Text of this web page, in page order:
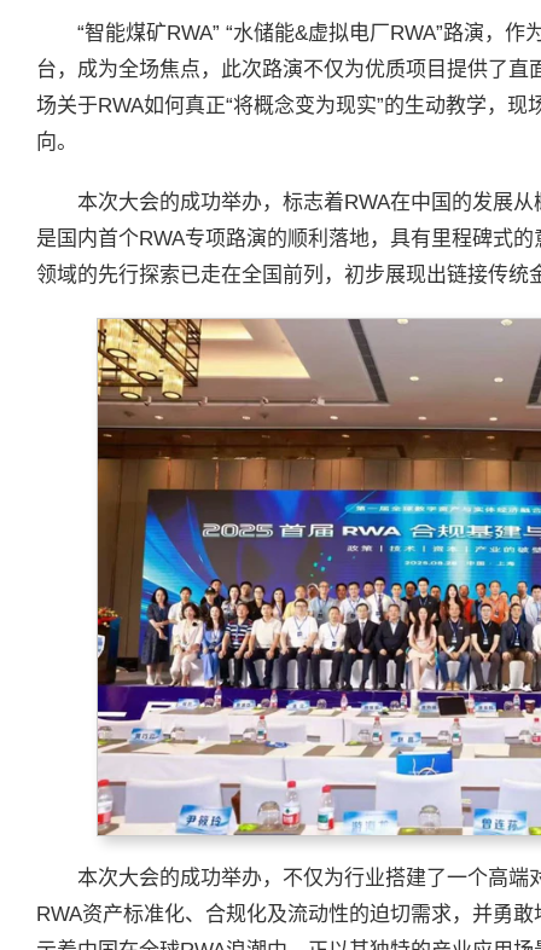
“智能煤矿RWA” “水储能&虚拟电厂RWA”路演，
台，成为全场焦点，此次路演不仅为优质项目提供了
场关于RWA如何真正“将概念变为现实”的生动教学，
向。
本次大会的成功举办，标志着RWA在中国的发展
是国内首个RWA专项路演的顺利落地，具有里程碑式
领域的先行探索已走在全国前列，初步展现出链接传统
本次大会的成功举办，不仅为行业搭建了一个高
RWA资产标准化、合规化及流动性的迫切需求，并勇